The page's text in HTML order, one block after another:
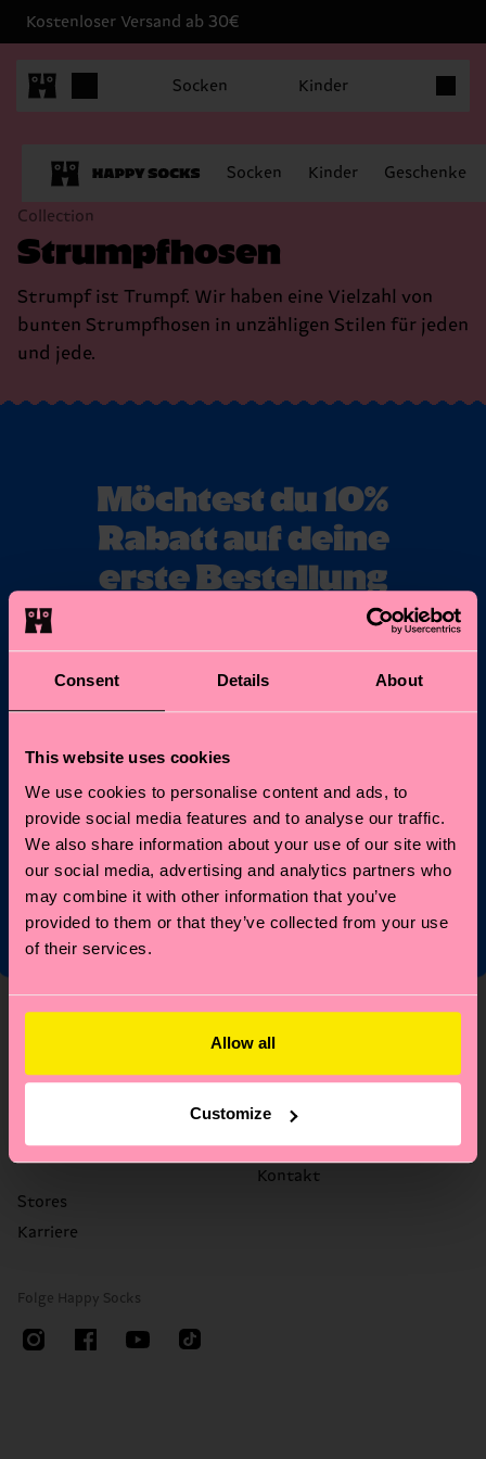
Consent Details About
This website uses cookies
We use cookies to personalise content and ads, to
provide social media features and to analyse our traffic.
We also share information about your use of our site with
our social media, advertising and analytics partners who
may combine it with other information that you’ve
provided to them or that they’ve collected from your use
of their services.
Allow all
Customize
Kostenloser Versand ab 30€
Socken Kinder
Socken Kinder Geschenke
Collection
Strumpfhosen
Strumpf ist Trumpf. Wir haben eine Vielzahl von
bunten Strumpfhosen in unzähligen Stilen für jeden
und jede.
Möchtest du 10%
Rabatt auf deine
erste Bestellung
10% Rabatt* sowie die neuesten Informationen &
Angebote.
E-Mail
*Kann nicht mit anderen Angeboten, Limited/Special Editions
oder Sale Produkten kombiniert werden. Mit der Registrierung
akzeptierst du unsereDatenschutzrichtlinien.
Über uns
Happy Blog
Firmengeschenken
Stores
Karriere
Hilfe
FAQ's
Versandzeit/Versandkosten
Retouren
Widerrufsrecht
Kontakt
Folge Happy Socks